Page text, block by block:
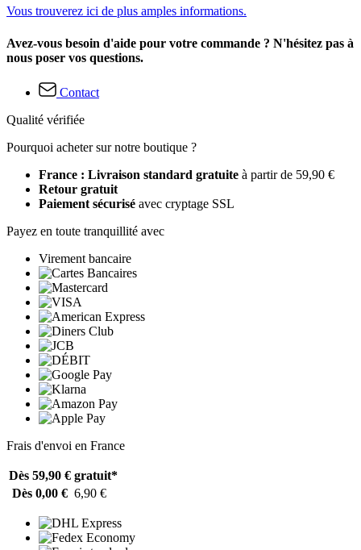
Vous trouverez ici de plus amples informations.
Avez-vous besoin d'aide pour votre commande ? N'hésitez pas à
nous poser vos questions.
Contact
Qualité vérifiée
Pourquoi acheter sur notre boutique ?
France : Livraison standard gratuite à partir de 59,90 €
Retour gratuit
Paiement sécurisé avec cryptage SSL
Payez en toute tranquillité avec
Virement bancaire
Frais d'envoi en France
Dès 59,90 € gratuit*
Dès 0,00 € 6,90 €